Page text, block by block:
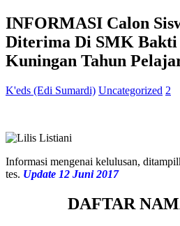
INFORMASI Calon
Diterima Di SMK Bakti
Kuningan Tahun
K'eds (Edi Sumardi) Uncategorized 2
Informasi mengenai kelulusan,
tes. Update 12 Juni 2017
DAFTAR